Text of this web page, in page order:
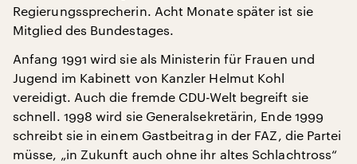
Regierungssprecherin. Acht Monate später ist sie
Mitglied des Bundestages.
Anfang 1991 wird sie als Ministerin für Frauen und
Jugend im Kabinett von Kanzler Helmut Kohl
vereidigt. Auch die fremde CDU-Welt begreift sie
schnell. 1998 wird sie Generalsekretärin, Ende 1999
schreibt sie in einem Gastbeitrag in der FAZ, die Partei
müsse, „in Zukunft auch ohne ihr altes Schlachtross“